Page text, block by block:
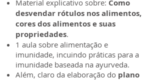
Material explicativo sobre: Como
desvendar rótulos nos alimentos,
cores dos alimentos e suas
propriedades.
1 aula sobre alimentação e
imunidade, incuindo práticas para a
imunidade baseada na ayurveda.
Além, claro da elaboração do plano